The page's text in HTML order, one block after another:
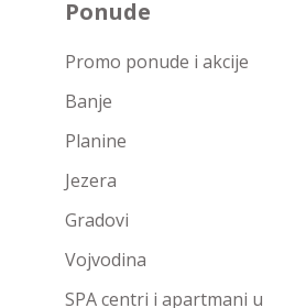
Ponude
Promo ponude i akcije
Banje
Planine
Jezera
Gradovi
Vojvodina
SPA centri i apartmani u